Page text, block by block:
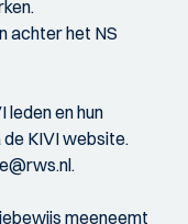
achter het NS
leden en hun
KIVI website.
meeneemt